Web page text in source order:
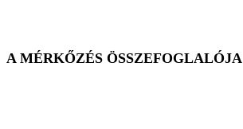
A MÉRKŐZÉS ÖSSZEFOGLALÓJA